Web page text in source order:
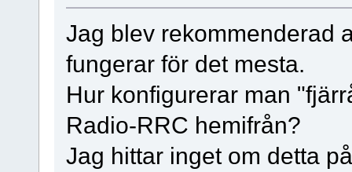
Jag blev rekommenderad
fungerar för det mesta.
Hur konfigurerar man
Radio-RRC hemifrån?
Jag hittar inget om detta